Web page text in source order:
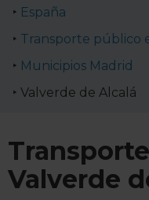
España
Transporte público
Municipios Madrid
Valverde de Alcalá
Valverde